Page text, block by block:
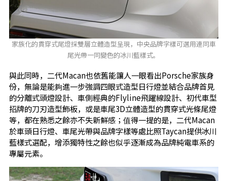
家族化的貫穿式尾燈採雙層立體造型呈現，中央品牌字樣可選用連同車
尾光帶一同變色的冰川藍樣式。
與此同時，二代Macan也依舊能讓人一眼看出Porsche家族身
份，無論是能夠進一步強調四眼式造型日行燈並結合品牌首見
的分離式頭燈設計、車側經典的Flyline飛躍線設計、初代車型
招牌的刀刃造型飾板，或是車尾3D立體造型的貫穿式光條尾燈
等，都在熟悉之餘亦不失新鮮感；值得一提的是，二代Macan
於車頭日行燈、車尾光帶與品牌字樣等處比照Taycan提供冰川
藍樣式選配，增添獨特性之餘也似乎逐漸成為品牌純電車系的
專屬元素。